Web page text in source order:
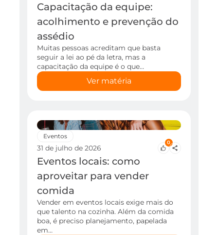
Capacitação da equipe:
acolhimento e prevenção do
assédio
Muitas pessoas acreditam que basta
seguir a lei ao pé da letra, mas a
capacitação da equipe é o que…
Ver matéria
Eventos
31 de julho de 2026
0
Eventos locais: como
aproveitar para vender
comida
Vender em eventos locais exige mais do
que talento na cozinha. Além da comida
boa, é preciso planejamento, papelada
em…